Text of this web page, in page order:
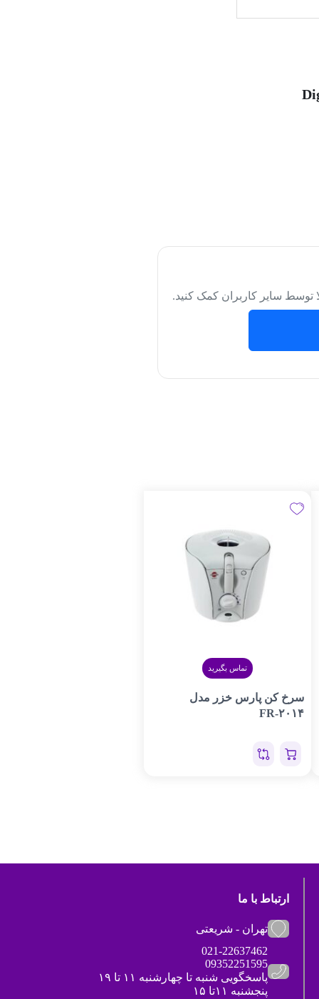
توسط سایر کاربران کمک کنید.
تماس بگیرید
سرخ کن پارس خزر مدل
FR-۲۰۱۴
ارتباط با ما
تهران - شریعتی
021-22637462
09352251595
پاسخگویی شنبه تا چهارشنبه ۱۱ تا ۱۹
پنجشنبه ۱۱تا ۱۵